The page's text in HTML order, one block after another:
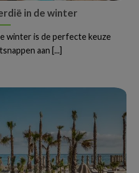
in de winter
winter is de perfecte keuze
aan [...]